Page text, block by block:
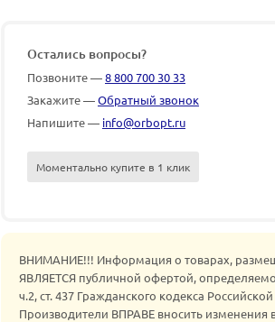
Остались вопросы?
Позвоните —8 800 700 30 33
Закажите —Обратный звонок
Напишите — info@orbopt.ru
Моментально купите в 1 клик
ВНИМАНИЕ!!! Информация о товарах,
ЯВЛЯЕТСЯ публичной офертой,
ч.2, ст. 437 Гражданского кодекса
Производители ВПРАВЕ вносить изменения